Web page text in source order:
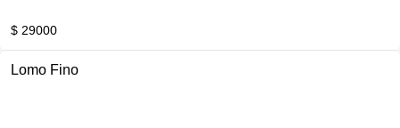
$ 29000
Lomo Fino